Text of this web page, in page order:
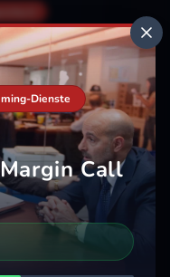
könnten
Dienste
Call